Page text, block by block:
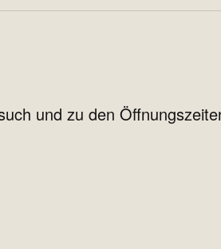
und zu den